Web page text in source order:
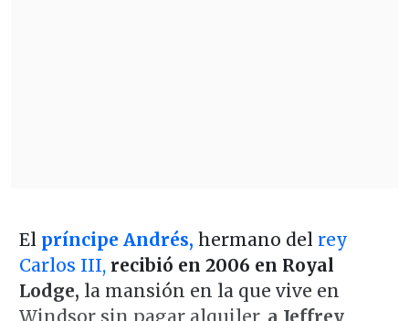
El príncipe Andrés, hermano del rey
Carlos III, recibió en 2006 en Royal
Lodge, la mansión en la que vive en
Windsor sin pagar alquiler, a Jeffrey